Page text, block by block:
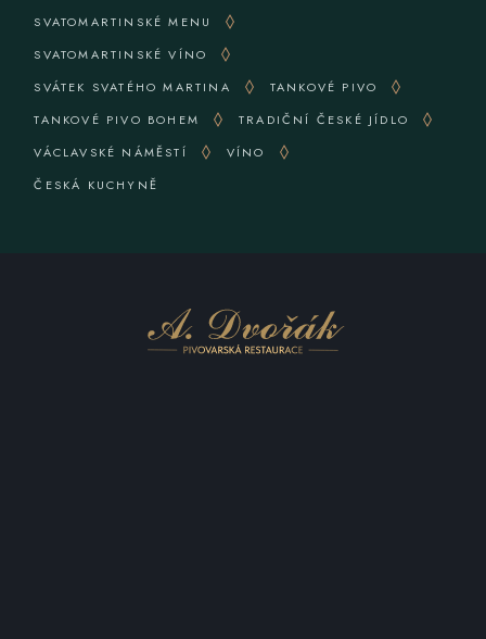
SVATOMARTINSKÉ MENU
SVATOMARTINSKÉ VÍNO
SVÁTEK SVATÉHO MARTINA
TANKOVÉ PIVO
TANKOVÉ PIVO BOHEM
TRADIČNÍ ČESKÉ JÍDLO
VÁCLAVSKÉ NÁMĚSTÍ
VÍNO
ČESKÁ KUCHYNĚ